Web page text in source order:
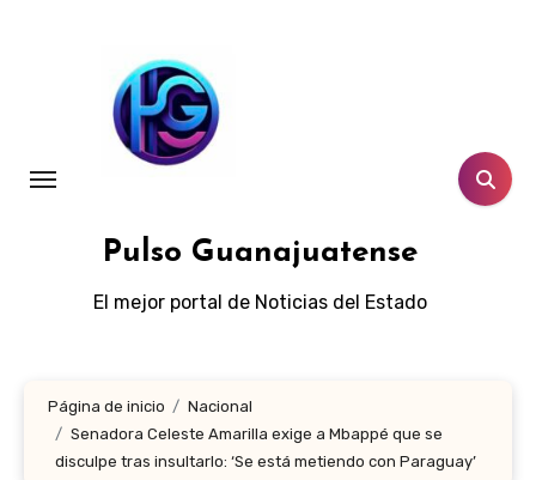
Pulso Guanajuatense
El mejor portal de Noticias del Estado
Página de inicio
Nacional
Senadora Celeste Amarilla exige a Mbappé que se
disculpe tras insultarlo: ‘Se está metiendo con Paraguay’